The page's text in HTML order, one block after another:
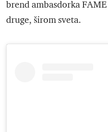
brend ambasdorka
druge, širom sveta.